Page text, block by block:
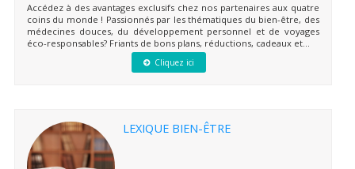
Accédez à des avantages exclusifs chez nos partenaires aux quatre
coins du monde ! Passionnés par les thématiques du bien-être, des
médecines douces, du développement personnel et de voyages
éco-responsables? Friants de bons plans, réductions, cadeaux et...
Cliquez ici
LEXIQUE BIEN-ÊTRE